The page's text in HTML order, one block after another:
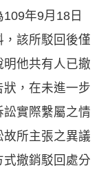
年9月18日
該所駁回後僅
他共有人已撤
狀，在未進一步
實際繫屬之情
所主張之異議
撤銷駁回處分